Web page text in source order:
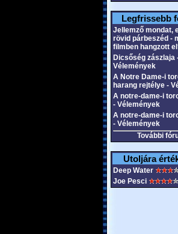
Legfrissebb
Jellemző mondat,
rövid párbeszéd -
filmben hangzott
Dicsőség zászlaja
Vélemények
A Notre Dame-i
harang rejtélye -
A notre-dame-i
- Vélemények
A notre-dame-i
- Vélemények
További
Utoljára
Deep Water
Joe Pesci